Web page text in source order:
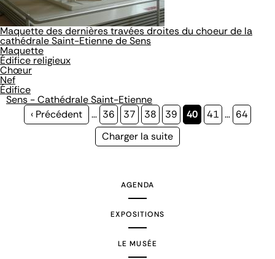
Maquette des dernières travées droites du choeur de la
cathédrale Saint-Etienne de Sens
Maquette
Édifice religieux
Chœur
Nef
Édifice
Sens - Cathédrale Saint-Etienne
Page
‹ Précédent … Page
36 Page
37 Page
38 Page
39
Page
40 Page
41 … Page
64
Page
Charger la suite
AGENDA
EXPOSITIONS
LE MUSÉE